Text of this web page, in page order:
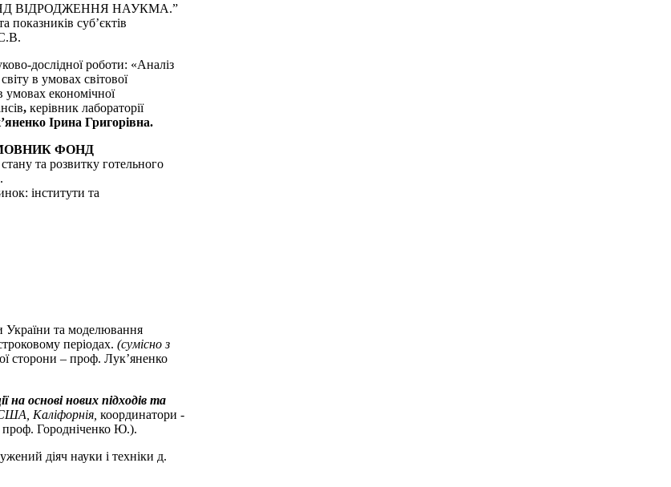
ВІДРОДЖЕННЯ НАУКМА.”
показників суб’єктів
дослідної роботи: «Аналіз
в умовах світової
умовах економічної
, керівник лабораторії
Ірина Григорівна.
ФОНД
та розвитку готельного
інститути та
України та моделювання
періодах. (сумісно з
сторони – проф. Лук’яненко
на основі нових підходів та
Каліфорнія, координатори -
проф. Городніченко Ю.).
діяч науки і техніки д.